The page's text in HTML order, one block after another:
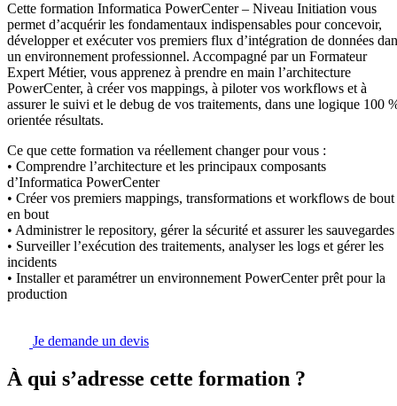
Cette formation Informatica PowerCenter – Niveau Initiation vous
permet d’acquérir les fondamentaux indispensables pour concevoir,
développer et exécuter vos premiers flux d’intégration de données
un environnement professionnel. Accompagné par un Formateur
Expert Métier, vous apprenez à prendre en main l’architecture
PowerCenter, à créer vos mappings, à piloter vos workflows et à
assurer le suivi et le debug de vos traitements, dans une logique 100
orientée résultats.
Ce que cette formation va réellement changer pour vous :
• Comprendre l’architecture et les principaux composants
d’Informatica PowerCenter
• Créer vos premiers mappings, transformations et workflows de bout
en bout
• Administrer le repository, gérer la sécurité et assurer les sauvegardes
• Surveiller l’exécution des traitements, analyser les logs et gérer les
incidents
• Installer et paramétrer un environnement PowerCenter prêt pour la
production
Je demande un devis
À qui s’adresse cette formation ?